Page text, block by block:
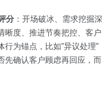
分 ：开场破冰、需求挖掘深
晰度、推进节奏把控、客户
为锚点，比如”异议处理”
先确认客户顾虑再回应，而